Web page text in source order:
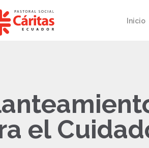
Inicio
el